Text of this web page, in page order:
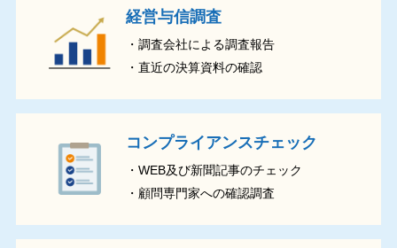
経営与信調査
・調査会社による調査報告
・直近の決算資料の確認
コンプライアンスチェック
・WEB及び新聞記事のチェック
・顧問専門家への確認調査